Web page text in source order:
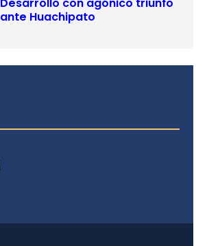
Desarrollo con agónico triunfo
ante Huachipato